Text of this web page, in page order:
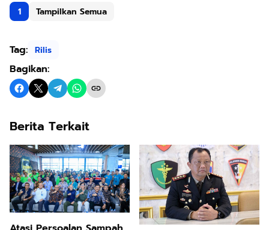
1 Tampilkan Semua
Tag: Rilis
Bagikan:
Berita Terkait